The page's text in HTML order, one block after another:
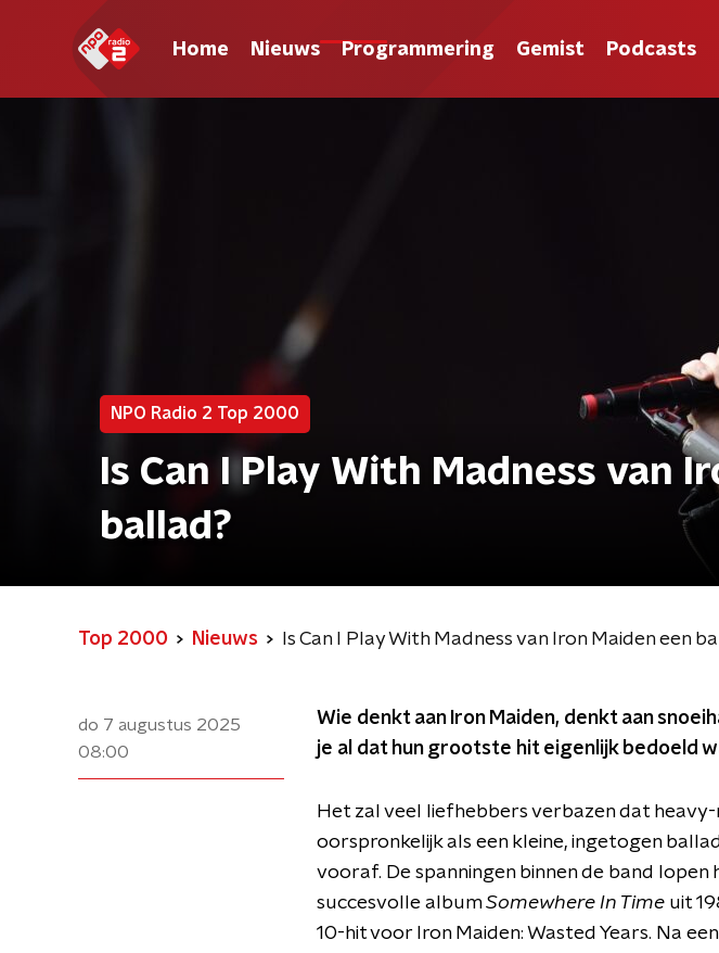
Home Nieuws Programmering Gemist Podcasts
NPO Radio 2 Top 2000
Is Can I Play With Madness van
ballad?
Top 2000 Nieuws Is Can I Play With Madness van Iron Maiden een
do 7 augustus 2025
08:00
Wie denkt aan Iron Maiden, denkt aan
je al dat hun grootste hit eigenlijk bedoeld
Het zal veel liefhebbers verbazen dat
oorspronkelijk als een kleine, ingetogen
vooraf. De spanningen binnen de band
succesvolle albumSomewhere In Time uit
10-hit voor Iron Maiden: Wasted Years. Na